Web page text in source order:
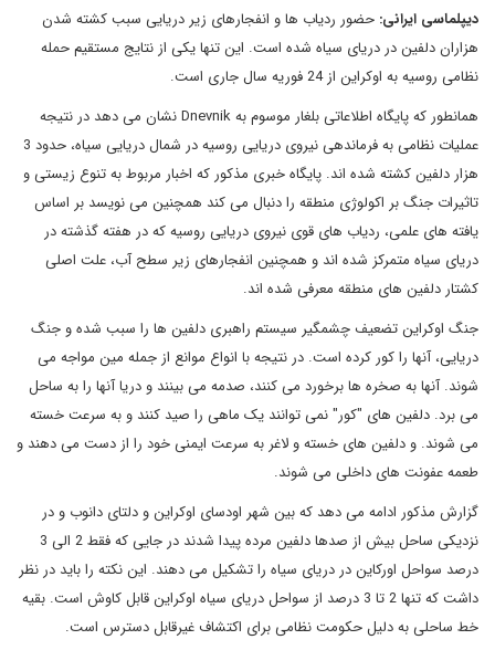
دیپلماسی ایرانی: حضور ردیاب ها و انفجارهای زیر دریایی سبب کشته شدن
هزاران دلفین در دریای سیاه شده است. این تنها یکی از نتایج مستقیم حمله
نظامی روسیه به اوکراین از 24 فوریه سال جاری است.
همانطور که پایگاه اطلاعاتی بلغار موسوم به Dnevnik نشان می دهد در نتیجه
عملیات نظامی به فرماندهی نیروی دریایی روسیه در شمال دریایی سیاه، حدود 3
هزار دلفین کشته شده اند. پایگاه خبری مذکور که اخبار مربوط به تنوع زیستی و
تاثیرات جنگ بر اکولوژی منطقه را دنبال می کند همچنین می نویسد بر اساس
یافته های علمی، ردیاب های قوی نیروی دریایی روسیه که در هفته گذشته در
دریای سیاه متمرکز شده اند و همچنین انفجارهای زیر سطح آب، علت اصلی
کشتار دلفین های منطقه معرفی شده اند.
جنگ اوکراین تضعیف چشمگیر سیستم راهبری دلفین ها را سبب شده و جنگ
دریایی، آنها را کور کرده است. در نتیجه با انواع موانع از جمله مین مواجه می
شوند. آنها به صخره ها برخورد می کنند، صدمه می بینند و دریا آنها را به ساحل
می برد. دلفین های "کور" نمی توانند یک ماهی را صید کنند و به سرعت خسته
می شوند. و دلفین های خسته و لاغر به سرعت ایمنی خود را از دست می دهند و
طعمه عفونت های داخلی می شوند.
گزارش مذکور ادامه می دهد که بین شهر اودسای اوکراین و دلتای دانوب و در
نزدیکی ساحل بیش از صدها دلفین مرده پیدا شدند در جایی که فقط 2 الی 3
درصد سواحل اورکاین در دریای سیاه را تشکیل می دهند. این نکته را باید در نظر
داشت که تنها 2 تا 3 درصد از سواحل دریای سیاه اوکراین قابل کاوش است. بقیه
خط ساحلی به دلیل حکومت نظامی برای اکتشاف غیرقابل دسترس است.